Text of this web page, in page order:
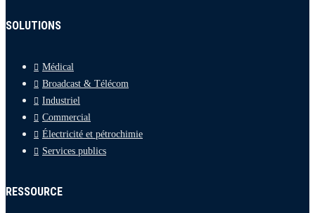
SOLUTIONS
Médical
Broadcast & Télécom
Industriel
Commercial
Électricité et pétrochimie
Services publics
RESSOURCE